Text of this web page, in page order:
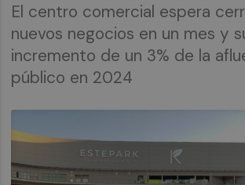
El centro comercial espera
nuevos negocios en un mes y
incremento de un 3% de la
público en 2024